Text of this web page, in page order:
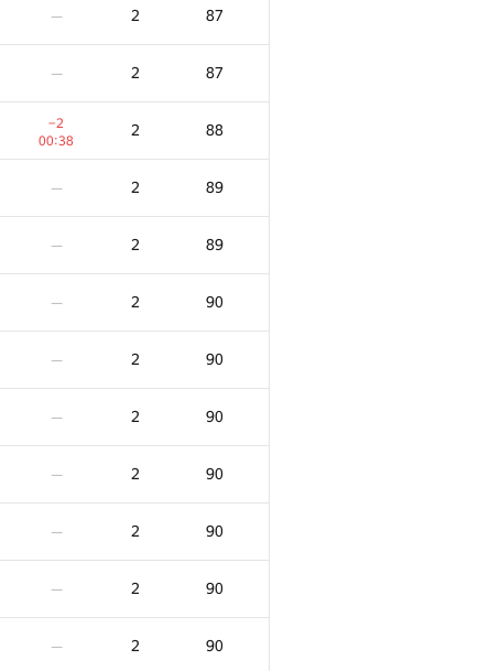
— 2 87
— 2 87
−2
00:38
2 88
— 2 89
— 2 89
— 2 90
— 2 90
— 2 90
— 2 90
— 2 90
— 2 90
— 2 90